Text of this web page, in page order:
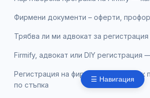
☰ Навигация
Фирмени документи – оферти,
Трябва ли ми адвокат за
Firmify, адвокат или DIY регистрация
Регистрация на фирма с Firmify — как
по стъпка